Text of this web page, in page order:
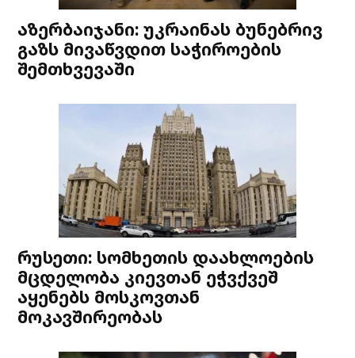
აზერბაიჯანი: უკრაინას ბუნებრივ
გაზს მივაწვდით საჭიროების
შემთხვევაში
რუსეთი: სომხეთის დაახლოების
მცდელობა კიევთან ეჭვქვეშ
აყენებს მოსკოვთან
მოკავშირეობას